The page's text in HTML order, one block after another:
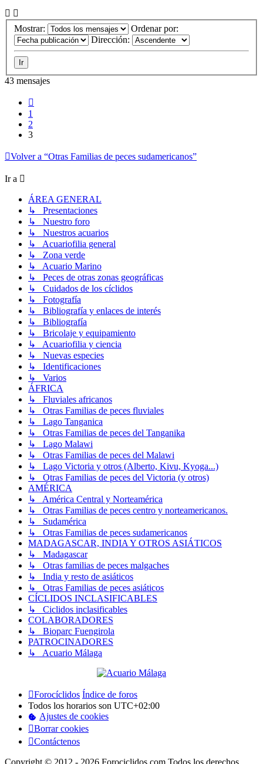
Mostrar:
Ordenar por:
Dirección:
43 mensajes
1
2
3
Volver a “Otras Familias de peces sudamericanos”
Ir a
ÁREA GENERAL
↳ Presentaciones
↳ Nuestro foro
↳ Nuestros acuarios
↳ Acuariofilia general
↳ Zona verde
↳ Acuario Marino
↳ Peces de otras zonas geográficas
↳ Cuidados de los cíclidos
↳ Fotografía
↳ Bibliografía y enlaces de interés
↳ Bibliografía
↳ Bricolaje y equipamiento
↳ Acuariofilia y ciencia
↳ Nuevas especies
↳ Identificaciones
↳ Varios
ÁFRICA
↳ Fluviales africanos
↳ Otras Familias de peces fluviales
↳ Lago Tanganica
↳ Otras Familias de peces del Tanganika
↳ Lago Malawi
↳ Otras Familias de peces del Malawi
↳ Lago Victoria y otros (Alberto, Kivu, Kyoga...)
↳ Otras Familias de peces del Victoria (y otros)
AMÉRICA
↳ América Central y Norteamérica
↳ Otras Familias de peces centro y norteamericanos.
↳ Sudamérica
↳ Otras Familias de peces sudamericanos
MADAGASCAR, INDIA Y OTROS ASIÁTICOS
↳ Madagascar
↳ Otras familias de peces malgaches
↳ India y resto de asiáticos
↳ Otras Familias de peces asiáticos
CÍCLIDOS INCLASIFICABLES
↳ Ciclidos inclasificables
COLABORADORES
↳ Bioparc Fuengirola
PATROCINADORES
↳ Acuario Málaga
Forocíclidos Índice de foros
Todos los horarios son UTC+02:00
Ajustes de cookies
Borrar cookies
Contáctenos